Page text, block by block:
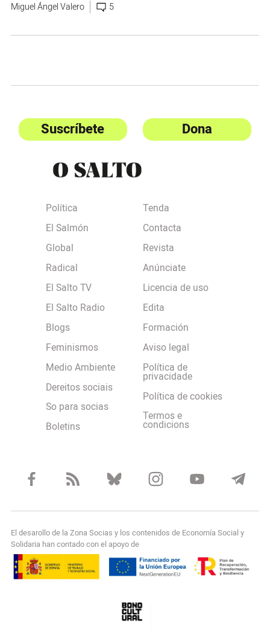
Miguel Ángel Valero 5
Suscríbete Dona
Política
El Salmón
Global
Radical
El Salto TV
El Salto Radio
Blogs
Feminismos
Medio Ambiente
Dereitos sociais
So para socias
Boletins
Tenda
Contacta
Revista
Anúnciate
Licencia de uso
Edita
Formación
Aviso legal
Política de
privacidade
Política de cookies
Termos e
condicions
El desarollo de la Zona Socias y los contenidos de Economía Social y
Solidaria han contado con el apoyo de